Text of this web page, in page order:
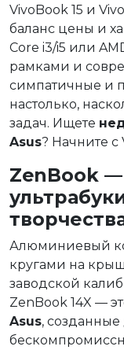
VivoBook 15 и
баланс цены и
Core i3/i5 или
рамками и
симпатичные и
настолько,
задач. Ищете
Asus? Начните с
ZenBook
Алюминиевый
кругами на
заводской
ZenBook 14X —
Asus, созданные